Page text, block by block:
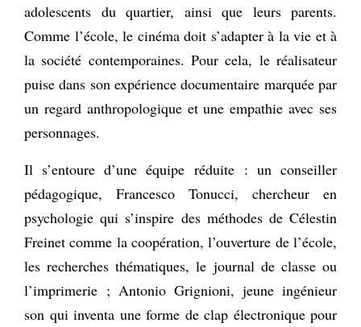
adolescents du quartier, ainsi que leurs parents.
Comme l’école, le cinéma doit s’adapter à la vie et à
la société contemporaines. Pour cela, le réalisateur
puise dans son expérience documentaire marquée par
un regard anthropologique et une empathie avec ses
personnages.
Il s’entoure d’une équipe réduite : un conseiller
pédagogique, Francesco Tonucci, chercheur en
psychologie qui s’inspire des méthodes de Célestin
Freinet comme la coopération, l’ouverture de l’école,
les recherches thématiques, le journal de classe ou
l’imprimerie ; Antonio Grignioni, jeune ingénieur
son qui inventa une forme de clap électronique pour